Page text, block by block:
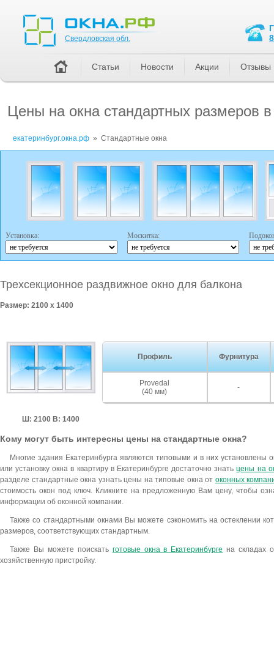
Цены на окна стандартных размеров в
екатеринбург.окна.рф » Стандартные окна
Установка: Москитка:
Трехсекционное раздвижное окно для балкона
Размер: 2100 x 1400
Ш: 2100 В: 1400
Профиль Фурнитура
Provedal
(40 мм)
-
Кому могут быть интересны цены на стандартные окна?
Многие здания Екатеринбурга являются типовыми и в них
или установку окна в квартиру в Екатеринбурге достаточно знатьцены на
разделе стандартные окна узнать цены на типовые окна от оконных
стоимость окон под ключ. Кликните на предложенную Вам цену, чтобы
информации об оконной компании.
Также со стандартными окнами Вы можете сэкономить на остеклении
размеров, соответствующих стандартным.
Также Вы можете поискать готовые окна в Екатеринбурге на складах
хозяйственную пристройку.
Свердловская обл.
Статьи Новости Акции Отзывы